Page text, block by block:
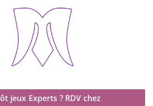
jeux Experts ? RDV chez